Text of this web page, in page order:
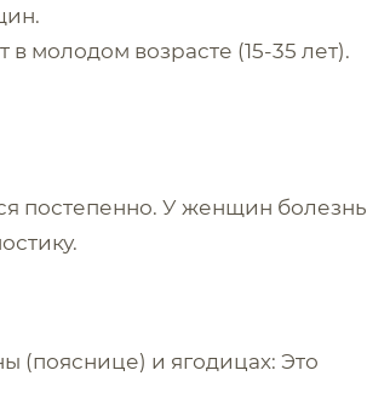
молодом возрасте (15-35 лет).
постепенно. У женщин болезнь
(пояснице) и ягодицах: Это